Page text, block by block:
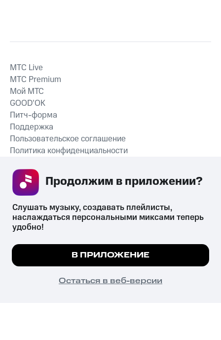
СКАЧАТЬ ПРИЛОЖЕНИЕ
MTС Live
MTС Premium
Мой МТС
GOOD’OK
Питч-форма
Поддержка
Пользовательское соглашение
Политика конфиденциальности
психотропных веществ, их аналогов причиняет вред здоровью,
их незаконный оборот запрещён и влечёт установленную
законодательством ответственность.
© 2026 ООО «КИОН».
Все права защищены
Мы используем куки, чтобы на сайте все
Подробнее
ПОНЯТНО
Слушать музыку, создавать плейлисты,
наслаждаться персональными миксами теперь
удобно!
В ПРИЛОЖЕНИЕ
Остаться в веб-версии